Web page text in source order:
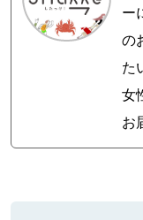
ー
の
た
女
お